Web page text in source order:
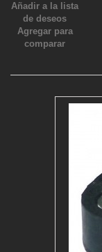
Añadir a la lista
de deseos
Agregar para
comparar